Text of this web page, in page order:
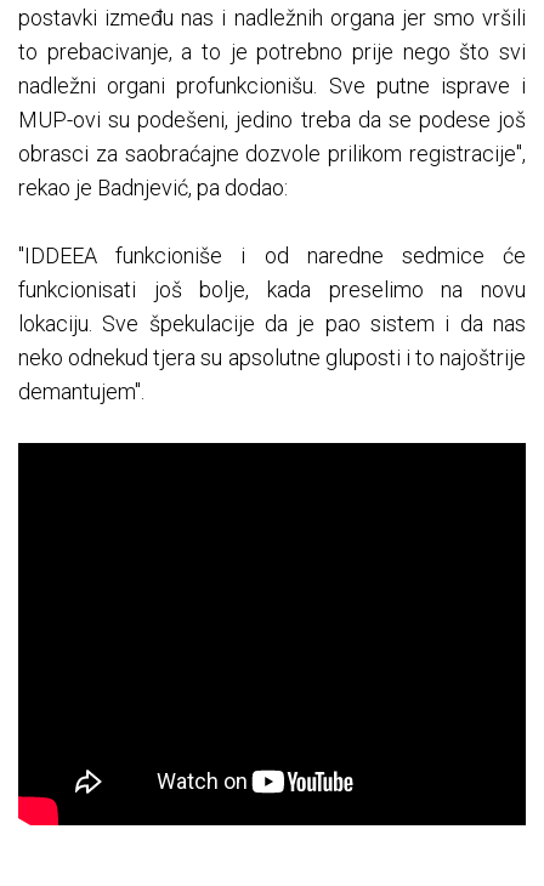
postavki između nas i nadležnih organa jer smo vršili
to prebacivanje, a to je potrebno prije nego što svi
nadležni organi profunkcionišu. Sve putne isprave i
MUP-ovi su podešeni, jedino treba da se podese još
obrasci za saobraćajne dozvole prilikom registracije",
rekao je Badnjević, pa dodao:
"IDDEEA funkcioniše i od naredne sedmice će
funkcionisati još bolje, kada preselimo na novu
lokaciju. Sve špekulacije da je pao sistem i da nas
neko odnekud tjera su apsolutne gluposti i to najoštrije
demantujem".